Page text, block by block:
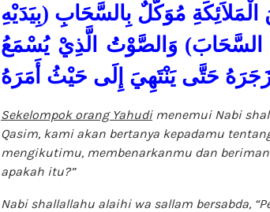
مُوَكَّلٌ بِالسَّحَابِ (بِيَدَيْهِ
السَّحَابَ) وَالصَّوْتُ الَّذِيْ يُسْمَعُ
حَتَّى يَنْتَهِيَ إِلَى حَيْثُ أَمَرَهُ
Sekelompok orang Yahudimenemui Nabi
Qasim, kami akan bertanya kepadamu
mengikutimu, membenarkanmu dan
apakah itu?”
Nabi shallallahu alaihi wa sallam bersabda,